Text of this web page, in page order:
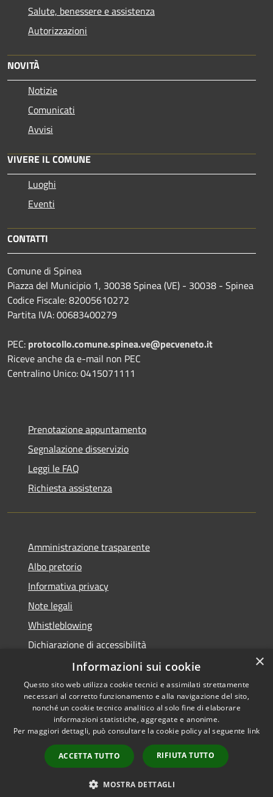
Salute, benessere e assistenza
Autorizzazioni
NOVITÀ
Notizie
Comunicati
Avvisi
VIVERE IL COMUNE
Luoghi
Eventi
CONTATTI
Comune di Spinea
Piazza del Municipio 1, 30038 Spinea (VE) - 30038 - Spinea
Codice Fiscale: 82005610272
Partita IVA: 00683400279
PEC: protocollo.comune.spinea.ve@pecveneto.it
Riceve anche da e-mail non PEC
Centralino Unico: 0415071111
Prenotazione appuntamento
Segnalazione disservizio
Leggi le FAQ
Richiesta assistenza
Amministrazione trasparente
Albo pretorio
Informativa privacy
Note legali
Whistleblowing
Dichiarazione di accessibilità
Obiettivi di accessibilità
RSS
Accessibilità
Copyright © 2026 • Comune di
Municipium•
Accesso
redazione
×
Informazioni sui cookie
Questo sito web utilizza cookie tecnici e assimilati strettamente
necessari al corretto funzionamento e alla navigazione del sito,
nonché un cookie tecnico analitico al solo fine di elaborare
informazioni statistiche, aggregate e anonime.
Per maggiori dettagli, può consultare la cookie policy al seguente link
ACCETTA TUTTO RIFIUTA TUTTO
MOSTRA DETTAGLI